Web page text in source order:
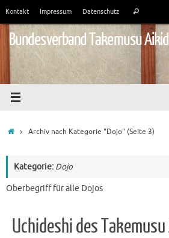
springen
Kontakt Impressum Datenschutz Suchen
Bundesverband Takemusu
StartArchiv nach Kategorie "Dojo"(Seite 3)
Kategorie: Dojo
Oberbegriff für alle Dojos
Uchideshi des Takemusu